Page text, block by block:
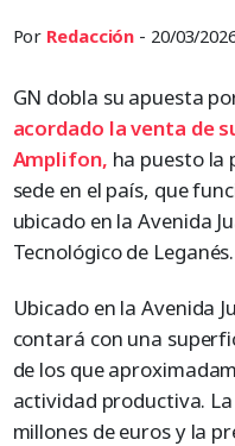
Por Redacción - 20/03/
GN dobla su apuesta
acordado la venta de
Amplifon, ha puesto la
sede en el país, que
ubicado en la Avenida
Tecnológico de Leganés.
Ubicado en la Avenida
contará con una
de los que
actividad productiva.
millones de euros y la